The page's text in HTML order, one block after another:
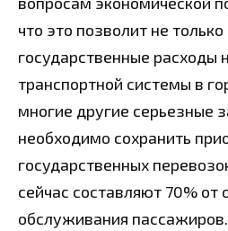
что это позволит не только
государственные расходы
транспортной системы в
многие другие серьезные
необходимо сохранить
государственных
сейчас составляют 70% от
обслуживания пассажиров.